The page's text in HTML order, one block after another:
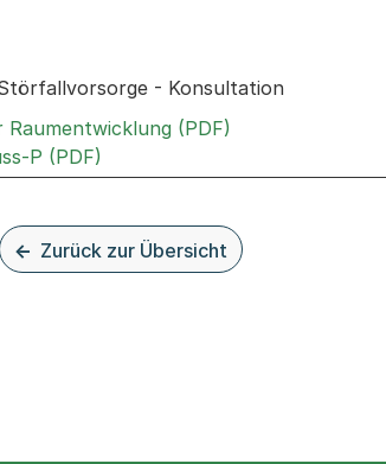
den Sitzungen zum Geschäft
- Konsultation
Raumentwicklung (PDF)
P (PDF)
Zurück zur Übersicht